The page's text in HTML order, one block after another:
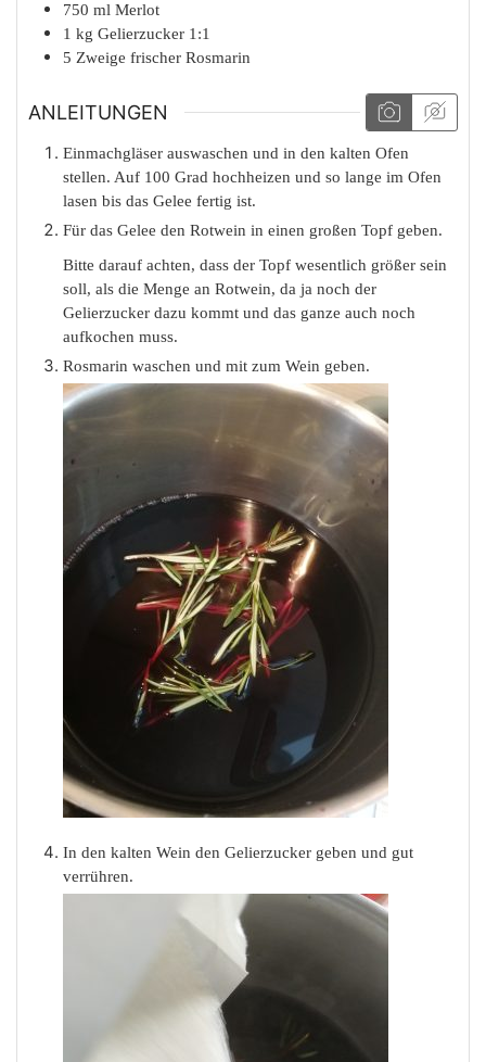
750 ml Merlot
1 kg Gelierzucker 1:1
5 Zweige frischer Rosmarin
ANLEITUNGEN
Einmachgläser auswaschen und in den kalten Ofen
stellen. Auf 100 Grad hochheizen und so lange im Ofen
lasen bis das Gelee fertig ist.
Für das Gelee den Rotwein in einen großen Topf geben.
Bitte darauf achten, dass der Topf wesentlich größer sein
soll, als die Menge an Rotwein, da ja noch der
Gelierzucker dazu kommt und das ganze auch noch
aufkochen muss.
Rosmarin waschen und mit zum Wein geben.
In den kalten Wein den Gelierzucker geben und gut
verrühren.